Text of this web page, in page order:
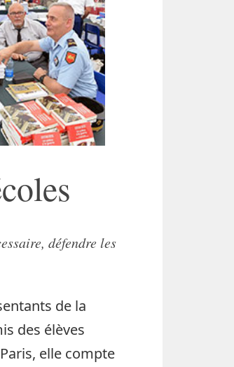
défendre les
de la
des élèves
elle compte